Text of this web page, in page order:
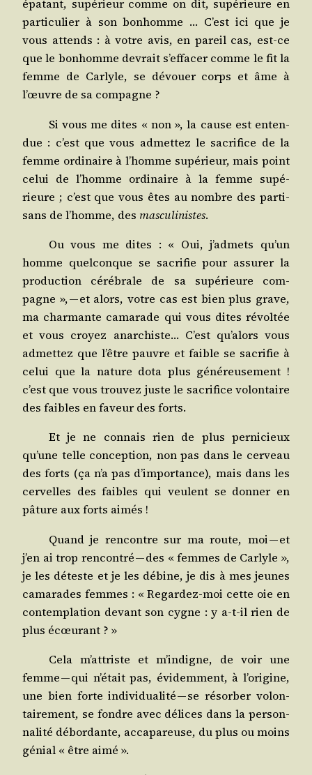
épa­tant, supé­rieur comme on dit, supé­rieure en
par­ti­cu­lier à son bon­homme … C’est ici que je
vous attends : à votre avis, en pareil cas, est-ce
que le bon­homme devrait s’effacer comme le fit la
femme de Car­lyle, se dévouer corps et âme à
l’œuvre de sa compagne ?
Si vous me dites « non », la cause est enten­
due : c’est que vous admet­tez le sacri­fice de la
femme ordi­naire à l’homme supé­rieur, mais point
celui de l’homme ordi­naire à la femme supé­
rieure ; c’est que vous êtes au nombre des par­ti­
sans de l’homme, des mas­cu­li­nistes.
Ou vous me dites : « Oui, j’admets qu’un
homme quel­conque se sacri­fie pour assu­rer la
pro­duc­tion céré­brale de sa supé­rieure com­
pagne », — et alors, votre cas est bien plus grave,
ma char­mante cama­rade qui vous dites révol­tée
et vous croyez anar­chiste… C’est qu’alors vous
admet­tez que l’être pauvre et faible se sacri­fie à
celui que la nature dota plus géné­reu­se­ment !
c’est que vous trou­vez juste le sacri­fice volon­taire
des faibles en faveur des forts.
Et je ne connais rien de plus per­ni­cieux
qu’une telle concep­tion, non pas dans le cer­veau
des forts (ça n’a pas d’importance), mais dans les
cer­velles des faibles qui veulent se don­ner en
pâture aux forts aimés !
Quand je ren­contre sur ma route, moi — et
j’en ai trop ren­con­tré — des « femmes de Car­lyle »,
je les déteste et je les débine, je dis à mes jeunes
cama­rades femmes : « Regar­dez-moi cette oie en
contem­pla­tion devant son cygne : y a‑t-il rien de
plus écœurant ? »
Cela m’attriste et m’indigne, de voir une
femme — qui n’était pas, évi­dem­ment, à l’origine,
une bien forte indi­vi­dua­li­té — se résor­ber volon­
tai­re­ment, se fondre avec délices dans la per­son­
na­li­té débor­dante, acca­pa­reuse, du plus ou moins
génial « être aimé ».